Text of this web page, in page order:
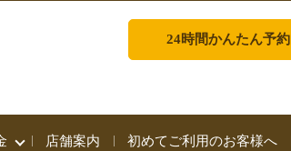
24時間かんたん予約
店舗案内 初めてご利用のお客様へ